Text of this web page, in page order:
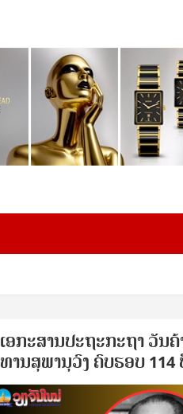
ເອ​ກະ​ສານ​ປະ​ຖະ​ກະ​ຖ​າ ວັນ​
ທານ​ສຸ​ພາ​ນຸ​ວົງ ຄົບ​ຮອບ 114